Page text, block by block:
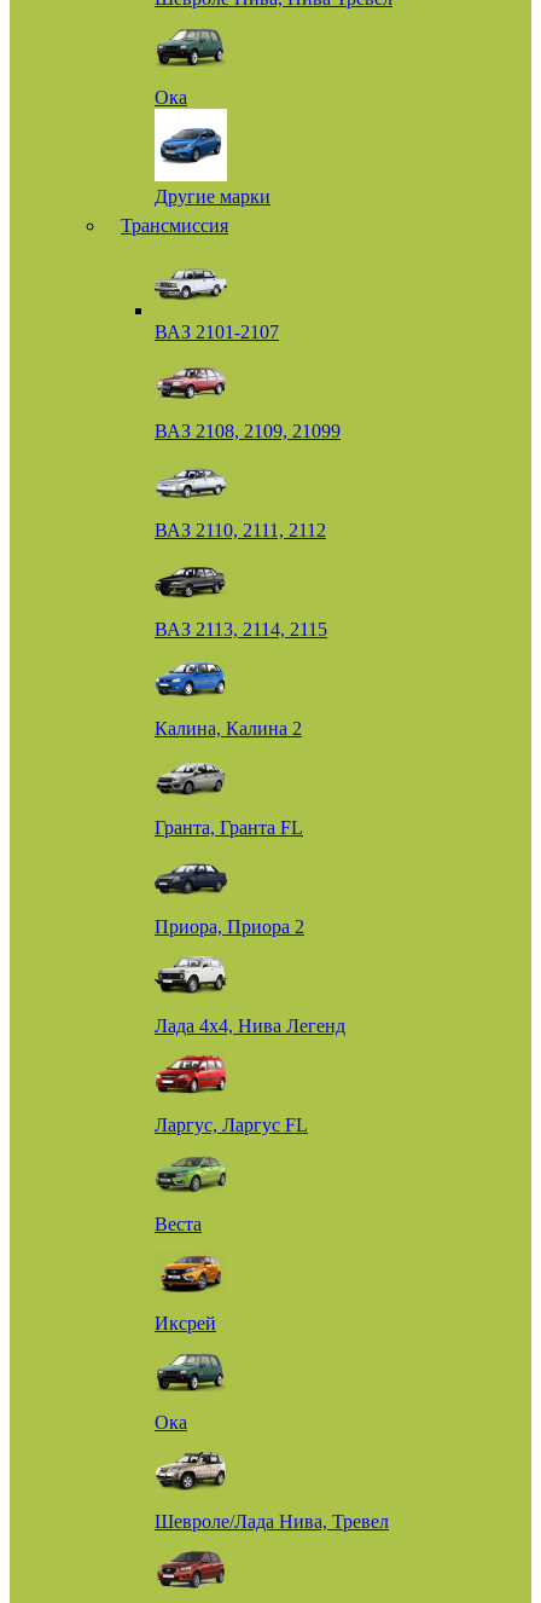
Ока
Другие марки
Трансмиссия
ВАЗ 2101-2107
ВАЗ 2108, 2109, 21099
ВАЗ 2110, 2111, 2112
ВАЗ 2113, 2114, 2115
Калина, Калина 2
Гранта, Гранта FL
Приора, Приора 2
Лада 4х4, Нива Легенд
Ларгус, Ларгус FL
Веста
Иксрей
Ока
Шевроле/Лада Нива, Тревел